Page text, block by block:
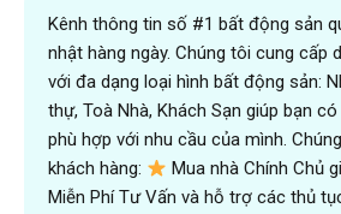
Kênh thông tin số #1 bất động sản
nhật hàng ngày. Chúng tôi cung cấp
với đa dạng loại hình bất động sản:
thự, Toà Nhà, Khách Sạn giúp bạn
phù hợp với nhu cầu của mình.
khách hàng:
Mua nhà Chính Chủ
Miễn Phí Tư Vấn và hỗ trợ các thủ